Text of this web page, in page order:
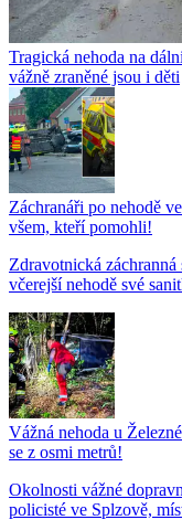
Tragická nehoda na
vážně zraněné jsou i děti
Záchranáři po nehodě
všem, kteří pomohli!
Zdravotnická
včerejší nehodě své
Vážná nehoda u
se z osmi metrů!
Okolnosti vážné
policisté ve Splzově,